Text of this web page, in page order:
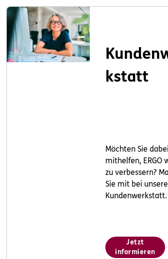
kstatt
Möchten Sie dabei
mithelfen, ERGO
zu verbessern?
Sie mit bei
Kundenwerkstatt.
Jetzt
informieren